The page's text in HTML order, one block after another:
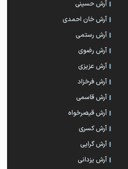
آرش حسینی
آرش خان احمدی
آرش رستمى
آرش رضوی
آرش عزیزی
آرش فرخزاد
آرش قاسمی
آرش قیصرخواه
آرش کسری
آرش گرایی
آرش یزدانی